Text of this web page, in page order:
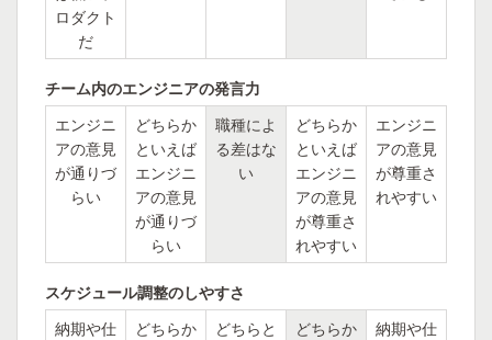
ロダクト
だ
チーム内のエンジニアの発言力
エンジニ
アの意見
が通りづ
らい
どちらか
といえば
エンジニ
アの意見
が通りづ
らい
職種によ
る差はな
い
どちらか
といえば
エンジニ
アの意見
が尊重さ
れやすい
エンジニ
アの意見
が尊重さ
れやすい
スケジュール調整のしやすさ
納期や仕
どちらか
どちらと
どちらか
納期や仕